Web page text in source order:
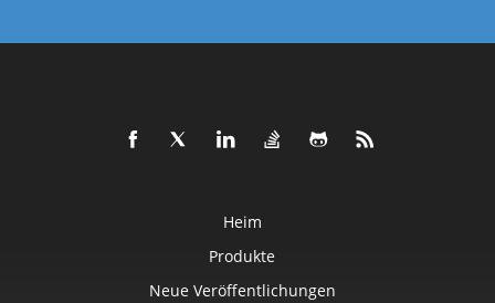
Heim
Produkte
Neue Veröffentlichungen